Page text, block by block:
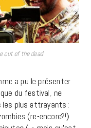
cut of the dead
a pu le présenter
du festival, ne
plus attrayants :
(re-encore?!)…